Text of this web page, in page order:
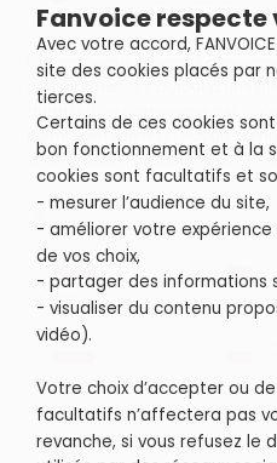
La campagne a permis
consommateurs autour d’une
durable. Une campagne très
permis de fédérer un noyau
et de récolter 708 idées et
Fanvoice
Avec votre accord,
site des cookies placés par
tierces.
Certains de ces cookies
bon fonctionnement et à la
cookies sont facultatifs et
- mesurer l’audience du site,
- améliorer votre
de vos choix,
- partager des informations
- visualiser du contenu
vidéo).
Votre choix d’accepter ou
facultatifs n’affectera pas
revanche, si vous refusez le